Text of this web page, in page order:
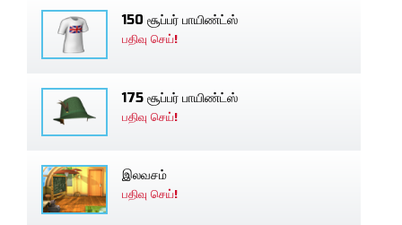
150 சூப்பர் பாயிண்ட்ஸ்
பதிவு செய்!
175 சூப்பர் பாயிண்ட்ஸ்
பதிவு செய்!
இலவசம்
பதிவு செய்!